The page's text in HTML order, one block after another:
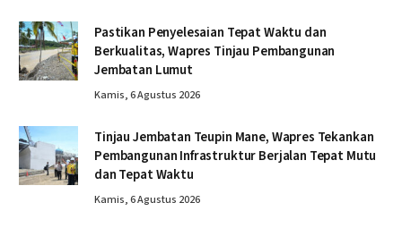
Pastikan Penyelesaian Tepat Waktu dan
Berkualitas, Wapres Tinjau Pembangunan
Jembatan Lumut
Kamis, 6 Agustus 2026
Tinjau Jembatan Teupin Mane, Wapres Tekankan
Pembangunan Infrastruktur Berjalan Tepat Mutu
dan Tepat Waktu
Kamis, 6 Agustus 2026